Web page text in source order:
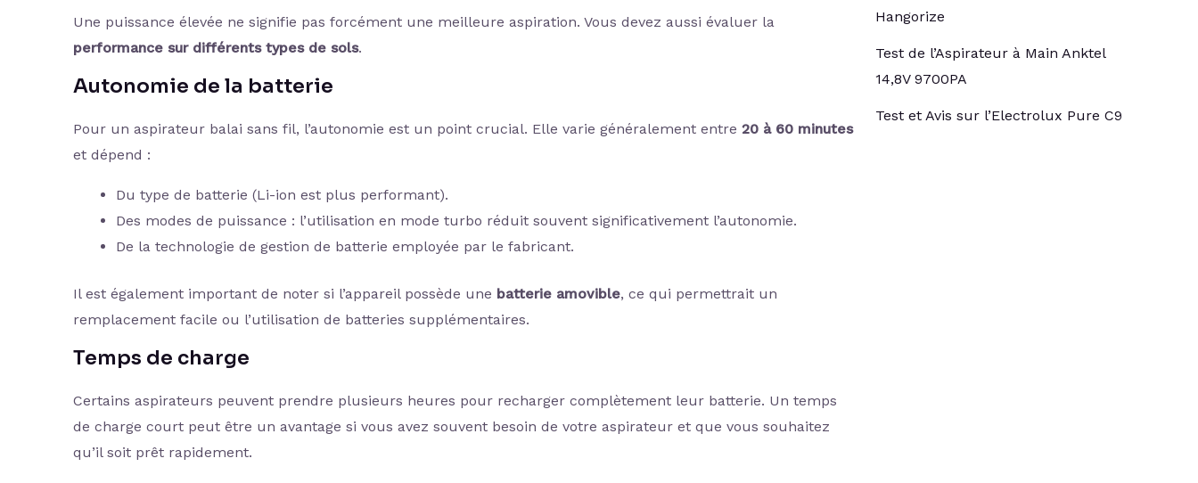
Une puissance élevée ne signifie pas forcément une meilleure aspiration. Vous devez aussi évaluer la
performance sur différents types de sols.
Autonomie de la batterie
Pour un aspirateur balai sans fil, l’autonomie est un point crucial. Elle varie généralement entre 20 à 60 minutes
et dépend :
Du type de batterie (Li-ion est plus performant).
Des modes de puissance : l’utilisation en mode turbo réduit souvent significativement l’autonomie.
De la technologie de gestion de batterie employée par le fabricant.
Il est également important de noter si l’appareil possède une batterie amovible, ce qui permettrait un
remplacement facile ou l’utilisation de batteries supplémentaires.
Temps de charge
Certains aspirateurs peuvent prendre plusieurs heures pour recharger complètement leur batterie. Un temps
de charge court peut être un avantage si vous avez souvent besoin de votre aspirateur et que vous souhaitez
qu’il soit prêt rapidement.
Hangorize
Test de l’Aspirateur à Main Anktel
14,8V 9700PA
Test et Avis sur l’Electrolux Pure C9